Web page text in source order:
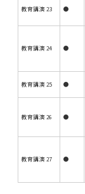
教育講演 23 ●
教育講演 24 ●
教育講演 25 ●
教育講演 26 ●
教育講演 27 ●